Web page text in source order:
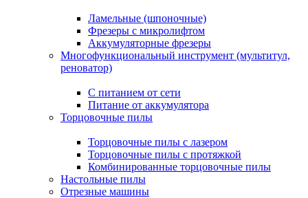
Ламельные (шпоночные)
Фрезеры с микролифтом
Аккумуляторные фрезеры
Многофункциональный инструмент (мультитул,
реноватор)
С питанием от сети
Питание от аккумулятора
Торцовочные пилы
Торцовочные пилы с лазером
Торцовочные пилы с протяжкой
Комбинированные торцовочные пилы
Настольные пилы
Отрезные машины